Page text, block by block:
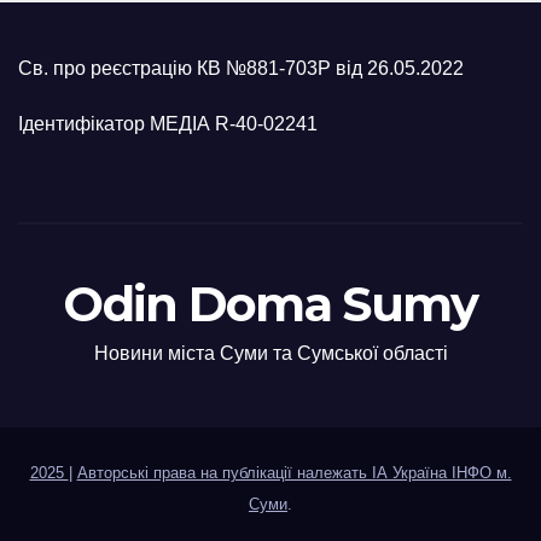
Св. про реєстрацію КВ №881-703Р від 26.05.2022
Ідентифікатор МЕДІА R-40-02241
Odin Doma Sumy
Новини міста Суми та Сумської області
2025
Авторські права на публікації належать ІА Україна ІНФО м.
Суми.